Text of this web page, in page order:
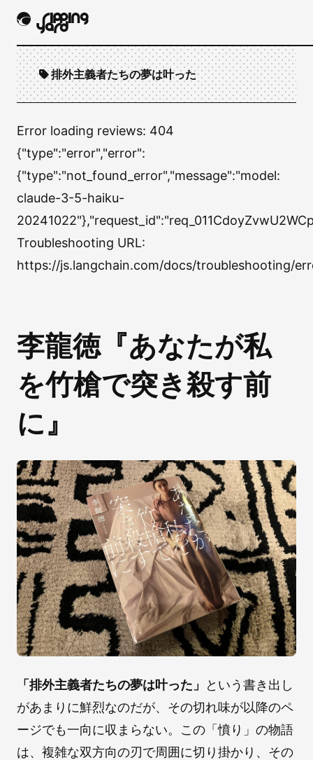
排外主義者たちの夢は叶った
Error loading reviews: 404
{"type":"error","error":
{"type":"not_found_error","message":"model:
claude-3-5-haiku-
Troubleshooting URL:
https://js.langchain.com/docs/troubleshooting/
李龍徳『あなたが私
を竹槍で突き殺す前
に』
「排外主義者たちの夢は叶った」
という書き出し
があまりに鮮烈なのだが、その切れ味が以降のペ
ージでも一向に収まらない。この「憤り」の物語
は、複雑な双方向の刃で周囲に切り掛かり、その